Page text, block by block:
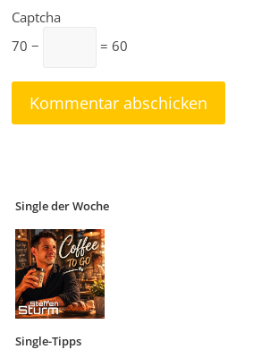
Captcha
70 −
= 60
Single der Woche
Single-Tipps